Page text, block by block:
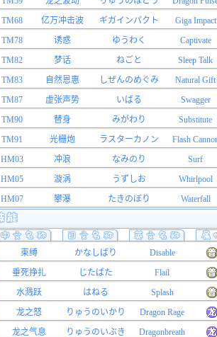
TM68
亿万冲击波 ギガインパクト
Giga Impact
TM78
诱惑 ゆうわく
Captivate
TM82
梦话 ねごと
Sleep Talk
TM83
自然恩惠 しぜんのめぐみ
Natural Gift
TM87
虚张声势 いばる
Swagger
TM90
替身 みがわり
Substitute
TM91
光栅炮 ラスターカノン
Flash
HM03
冲浪 なみのり
Surf
HM05
漩涡 うずしお
Whirlpool
HM07
攀瀑 たきのぼり Waterfall
束缚 かなしばり
Disable
垂死挣扎
じたばた
Flail
水溅跃
はねる
Splash
龙之怒
りゅうのいかり
Dragon Rage
龙之气息
りゅうのいぶき
Dragonbreath